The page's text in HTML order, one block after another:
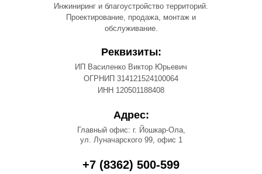
Инжиниринг и благоустройство территорий.
Проектирование, продажа, монтаж и
обслуживание.
Реквизиты:
ИП Василенко Виктор Юрьевич
ОГРНИП 314121524100064
ИНН 120501188408
Адрес:
Главный офис: г. Йошкар-Ола,
ул. Луначарского 99, офис 1
+7 (8362) 500-599